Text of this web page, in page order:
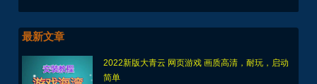
最新文章
2022新版大青云 网页游戏 画质高清，耐玩，启动
简单